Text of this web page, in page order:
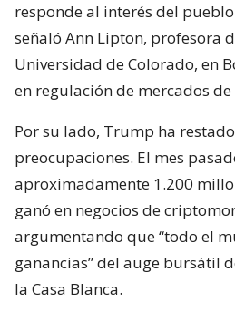
responde al interés del
señaló Ann Lipton, profesora
Universidad de Colorado, en
en regulación de mercados de
Por su lado, Trump ha
preocupaciones. El mes
aproximadamente 1.200
ganó en negocios de
argumentando que “todo el
ganancias” del auge bursátil
la Casa Blanca.